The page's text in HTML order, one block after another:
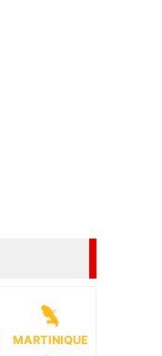
MARTINIQUE